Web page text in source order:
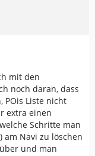
mit den
noch daran, dass
POis Liste nicht
extra einen
Schritte man
Navi zu löschen
und man